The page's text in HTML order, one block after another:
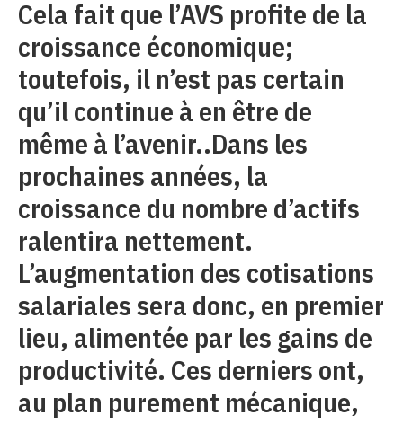
Cela fait que l’AVS profite de la
croissance économique;
toutefois, il n’est pas certain
qu’il continue à en être de
même à l’avenir..Dans les
prochaines années, la
croissance du nombre d’actifs
ralentira nettement.
L’augmentation des cotisations
salariales sera donc, en premier
lieu, alimentée par les gains de
productivité. Ces derniers ont,
au plan purement mécanique,